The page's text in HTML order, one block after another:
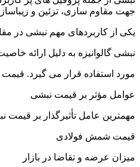
جهت مقاوم سازی، تزئین و
یکی از کاربردهای مهم نبشی در
نبشی گالوانیزه به دلیل ارائه
مورد استفاده قرار می گیرد. قیمت
عوامل مؤثر بر قیمت نبشی
مهمترین عامل تأثیرگذار بر
قیمت شمش فولادی
میزان عرضه و تقاضا در بازار